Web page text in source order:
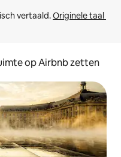
vertaald. Originele taal
op Airbnb zetten